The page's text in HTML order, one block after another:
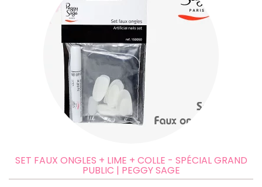
SET FAUX ONGLES + LIME + COLLE - SPÉCIAL GRAND
PUBLIC | PEGGY SAGE